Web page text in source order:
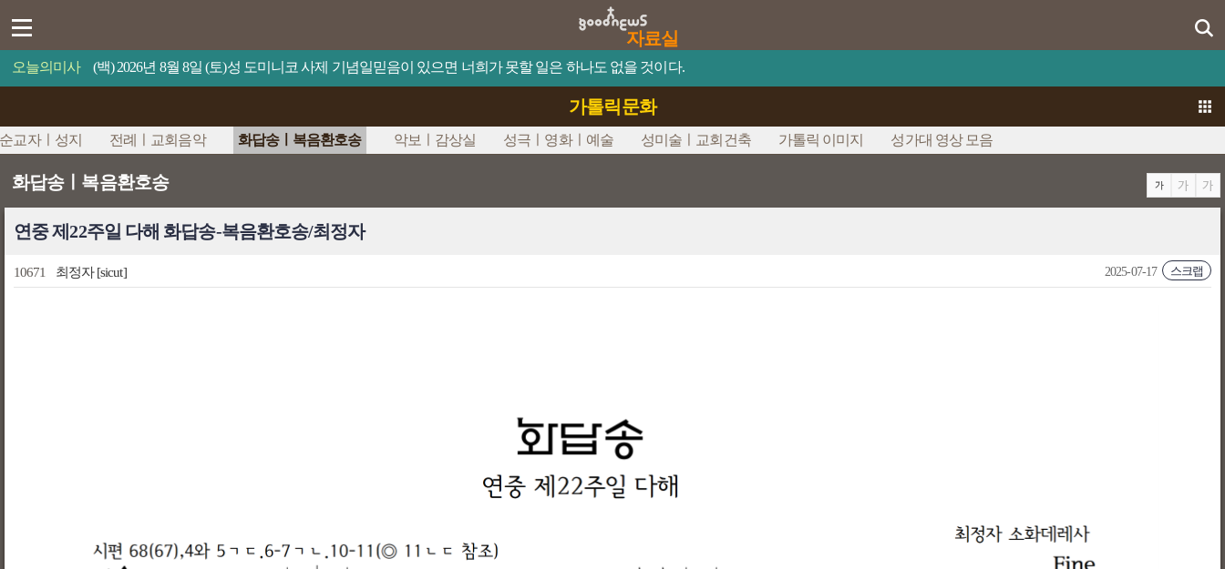
자료실
오늘의미사 (백) 2026년 8월 8일 (토)성 도미니코 사제 기념일믿음이 있으면 너희가 못할 일은 하나도 없을 것이다.
가톨릭문화
교자ㅣ성지 전례ㅣ교회음악 화답송ㅣ복음환호송 악보ㅣ감상실 성극ㅣ영화ㅣ예술 성미술ㅣ교회건축 가톨릭 이미지 성가대 영상 모음
화답송ㅣ복음환호송
연중 제22주일 다해 화답송-복음환호송/최정자
10671 최정자[sicut] 스크랩
2025-07-17